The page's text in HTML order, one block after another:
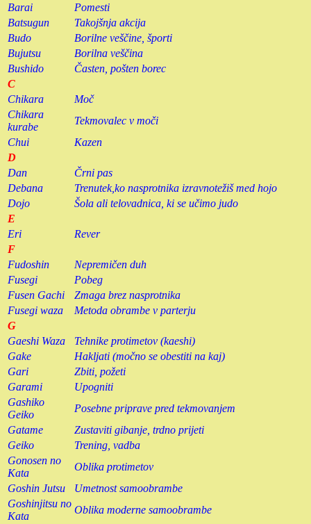
Barai
Pomesti
Batsugun
Takojšnja akcija
Budo
Borilne veščine, športi
Bujutsu
Borilna veščina
Bushido
Časten, pošten borec
C
Chikara
Moč
Chikara
kurabe
Tekmovalec v moči
Chui
Kazen
D
Dan
Črni pas
Debana
Trenutek,ko nasprotnika izravnotežiš med hojo
Dojo
Šola ali telovadnica, ki se učimo judo
E
Eri
Rever
F
Fudoshin
Nepremičen duh
Fusegi
Pobeg
Fusen Gachi
Zmaga brez nasprotnika
Fusegi waza
Metoda obrambe v parterju
G
Gaeshi Waza
Tehnike protimetov (kaeshi)
Gake
Hakljati (močno se obestiti na kaj)
Gari
Zbiti, požeti
Garami
Upogniti
Gashiko
Geiko
Posebne priprave pred tekmovanjem
Gatame
Zustaviti gibanje, trdno prijeti
Geiko
Trening, vadba
Gonosen no
Kata
Oblika protimetov
Goshin Jutsu
Umetnost samoobrambe
Goshinjitsu no
Kata
Oblika moderne samoobrambe